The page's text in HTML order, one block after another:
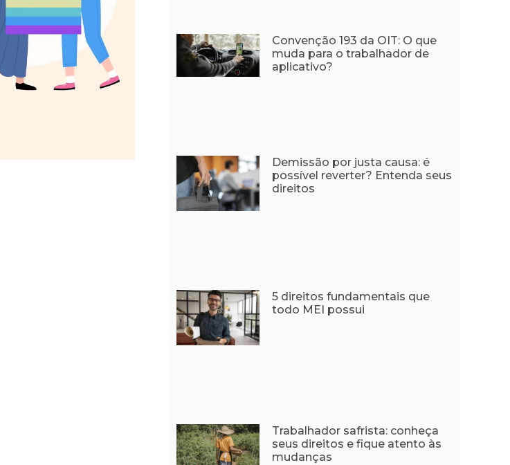
Convenção 193 da OIT: O que
muda para o trabalhador de
aplicativo?
Demissão por justa causa: é
possível reverter? Entenda seus
direitos
5 direitos fundamentais que
todo MEI possui
Trabalhador safrista: conheça
seus direitos e fique atento às
mudanças